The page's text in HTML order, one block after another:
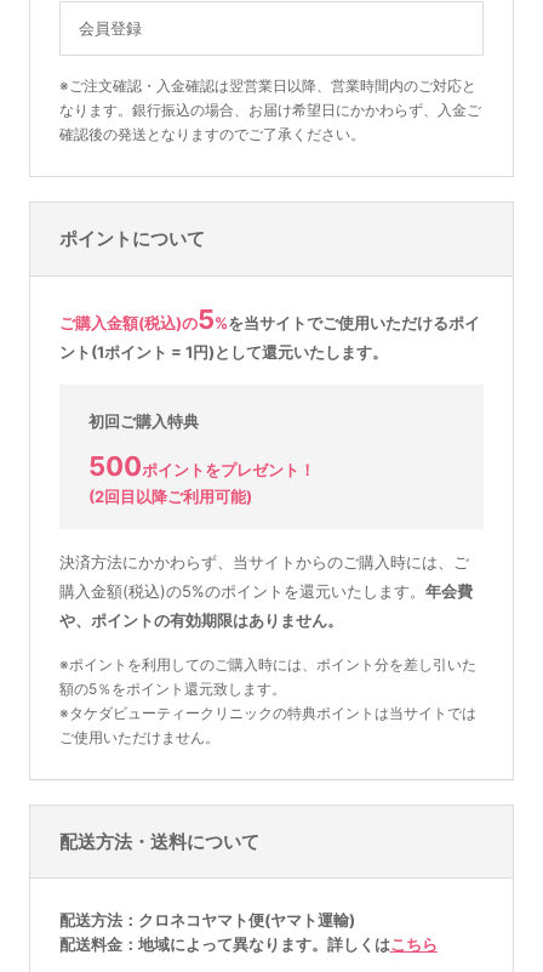
会員登録
※ご注文確認・入金確認は翌営業日以降、営業時間内のご対応と
なります。銀行振込の場合、お届け希望日にかかわらず、入金ご
確認後の発送となりますのでご了承ください。
ポイントについて
ご購入金額(税込)の5%を当サイトでご使用いただけるポイ
ント(1ポイント = 1円)として還元いたします。
初回ご購入特典
500ポイントをプレゼント！
(2回目以降ご利用可能)
決済方法にかかわらず、当サイトからのご購入時には、ご
購入金額(税込)の5%のポイントを還元いたします。 年会費
や、ポイントの有効期限はありません。
※ポイントを利用してのご購入時には、ポイント分を差し引いた
額の5％をポイント還元致します。
※タケダビューティークリニックの特典ポイントは当サイトでは
ご使用いただけません。
配送方法・送料について
配送方法
クロネコヤマト便(ヤマト運輸)
配送料金
地域によって異なります。詳しくはこちら